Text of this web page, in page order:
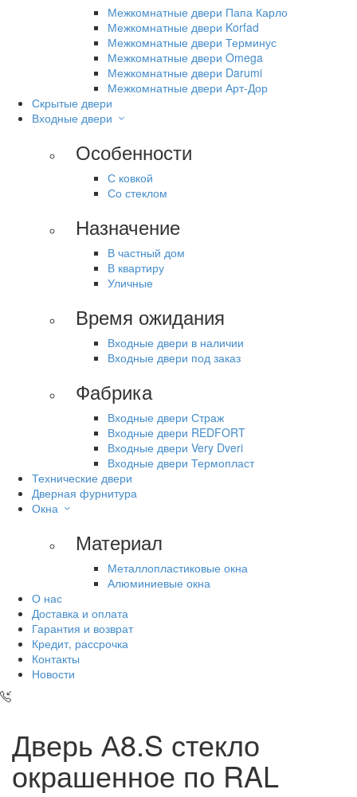
Межкомнатные двери Папа Карло
Межкомнатные двери Korfad
Межкомнатные двери Терминус
Межкомнатные двери Omega
Межкомнатные двери Darumi
Межкомнатные двери Арт-Дор
Скрытые двери
Входные двери
Особенности
С ковкой
Со стеклом
Назначение
В частный дом
В квартиру
Уличные
Время ожидания
Входные двери в наличии
Входные двери под заказ
Фабрика
Входные двери Страж
Входные двери REDFORT
Входные двери Very Dveri
Входные двери Термопласт
Технические двери
Дверная фурнитура
Окна
Материал
Металлопластиковые окна
Алюминиевые окна
О нас
Доставка и оплата
Гарантия и возврат
Кредит, рассрочка
Контакты
Новости
Дверь А8.S стекло
окрашенное по RAL